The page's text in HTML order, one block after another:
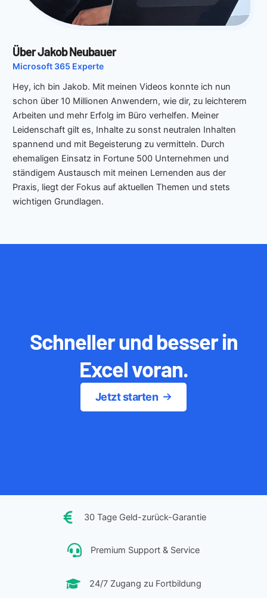
Über Jakob Neubauer
Microsoft 365 Experte
Hey, ich bin Jakob. Mit meinen Videos konnte ich nun
schon über 10 Millionen Anwendern, wie dir, zu leichterem
Arbeiten und mehr Erfolg im Büro verhelfen. Meiner
Leidenschaft gilt es, Inhalte zu sonst neutralen Inhalten
spannend und mit Begeisterung zu vermitteln. Durch
ehemaligen Einsatz in Fortune 500 Unternehmen und
ständigem Austausch mit meinen Lernenden aus der
Praxis, liegt der Fokus auf aktuellen Themen und stets
wichtigen Grundlagen.
Schneller und besser in
Excel voran.
Jetzt starten
30 Tage Geld-zurück-Garantie
Premium Support & Service
24/7 Zugang zu Fortbildung